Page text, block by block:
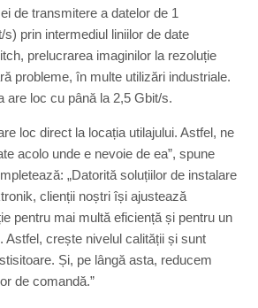
de transmitere a datelor de 1
prin intermediul liniilor de date
prelucrarea imaginilor la rezoluție
probleme, în multe utilizări industriale.
are loc cu până la 2,5 Gbit/s.
loc direct la locația utilajului. Astfel, ne
acolo unde e nevoie de ea”, spune
„Datorită soluțiilor de instalare
clienții noștri își ajustează
pentru mai multă eficiență și pentru un
Astfel, crește nivelul calității și sunt
Și, pe lângă asta, reducem
de comandă.”